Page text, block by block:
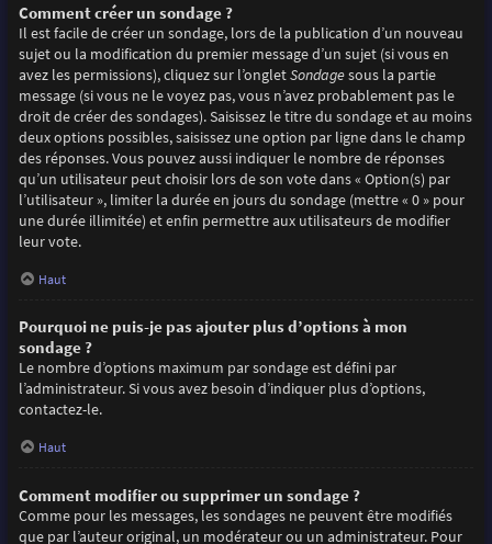
Comment créer un sondage ?
Il est facile de créer un sondage, lors de la publication d’un nouveau
sujet ou la modification du premier message d’un sujet (si vous en
avez les permissions), cliquez sur l’ongletSondagesous la partie
message (si vous ne le voyez pas, vous n’avez probablement pas le
droit de créer des sondages). Saisissez le titre du sondage et au moins
deux options possibles, saisissez une option par ligne dans le champ
des réponses. Vous pouvez aussi indiquer le nombre de réponses
qu’un utilisateur peut choisir lors de son vote dans « Option(s) par
l’utilisateur », limiter la durée en jours du sondage (mettre « 0 » pour
une durée illimitée) et enfin permettre aux utilisateurs de modifier
leur vote.
Haut
Pourquoi ne puis-je pas ajouter plus d’options à mon
sondage ?
Le nombre d’options maximum par sondage est défini par
l’administrateur. Si vous avez besoin d’indiquer plus d’options,
contactez-le.
Haut
Comment modifier ou supprimer un sondage ?
Comme pour les messages, les sondages ne peuvent être modifiés
que par l’auteur original, un modérateur ou un administrateur. Pour